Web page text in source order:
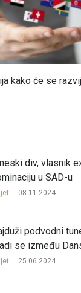
kako će se
div, vlasnik
u SAD-u
08.11.2024.
podvodni
se između
25.06.2024.